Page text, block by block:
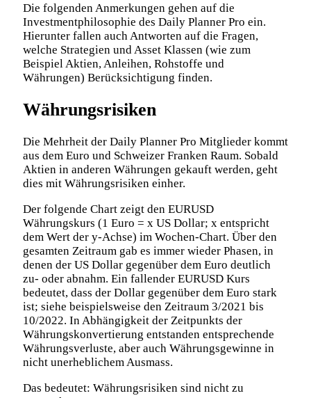
Die folgenden Anmerkungen gehen auf die
Investmentphilosophie des Daily Planner Pro ein.
Hierunter fallen auch Antworten auf die Fragen,
welche Strategien und Asset Klassen (wie zum
Beispiel Aktien, Anleihen, Rohstoffe und
Währungen) Berücksichtigung finden.
Währungsrisiken
Die Mehrheit der Daily Planner Pro Mitglieder kommt
aus dem Euro und Schweizer Franken Raum. Sobald
Aktien in anderen Währungen gekauft werden, geht
dies mit Währungsrisiken einher.
Der folgende Chart zeigt den EURUSD
Währungskurs (1 Euro = x US Dollar; x entspricht
dem Wert der y-Achse) im Wochen-Chart. Über den
gesamten Zeitraum gab es immer wieder Phasen, in
denen der US Dollar gegenüber dem Euro deutlich
zu- oder abnahm. Ein fallender EURUSD Kurs
bedeutet, dass der Dollar gegenüber dem Euro stark
ist; siehe beispielsweise den Zeitraum 3/2021 bis
10/2022. In Abhängigkeit der Zeitpunkts der
Währungskonvertierung entstanden entsprechende
Währungsverluste, aber auch Währungsgewinne in
nicht unerheblichem Ausmass.
Das bedeutet: Währungsrisiken sind nicht zu